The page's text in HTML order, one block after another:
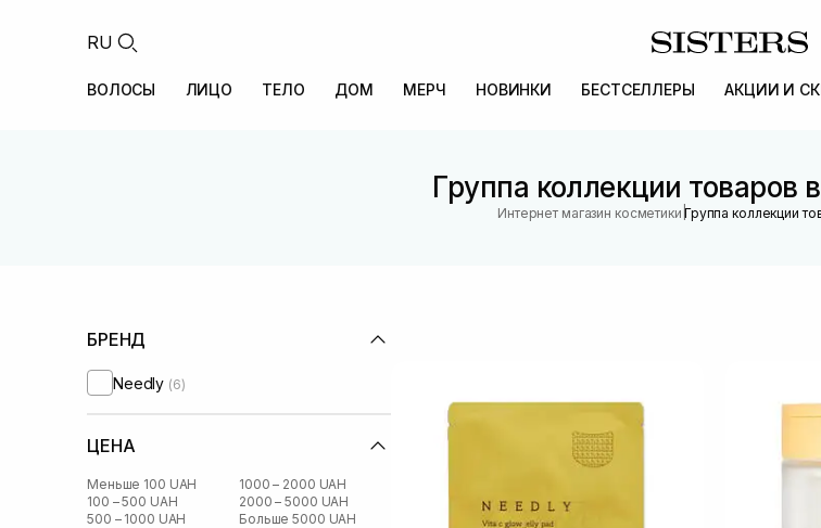
RU
ВОЛОСЫ ЛИЦО ТЕЛО ДОМ МЕРЧ НОВИНКИ БЕСТСЕЛЛЕРЫ АКЦИИ И
Группа коллекции товаров
Интернет магазин косметики |Группа коллекции
БРЕНД
Needly (6)
ЦЕНА
Меньше 100 UAH
100 – 500 UAH
500 – 1000 UAH
1000 – 2000 UAH
2000 – 5000 UAH
Больше 5000 UAH